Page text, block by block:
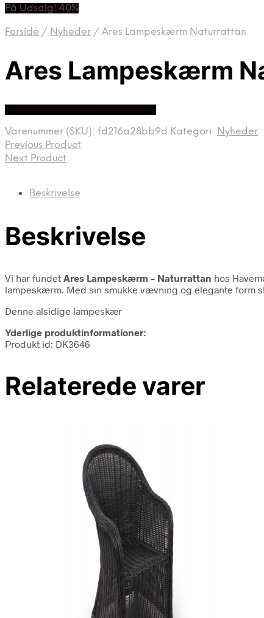
På Udsalg! 40%
Forside / Nyheder / Ares Lampeskærm Naturrattan
Ares Lampeskærm
Varenummer (SKU): fd216a28bb9d Kategori: Nyheder
Previous Product
Next Product
Beskrivelse
Beskrivelse
Vi har fundet Ares Lampeskærm – Naturrattan hos
lampeskærm. Med sin smukke vævning og elegante form
Denne alsidige lampeskær
Yderlige produktinformationer:
Produkt id: DK3646
Relaterede varer